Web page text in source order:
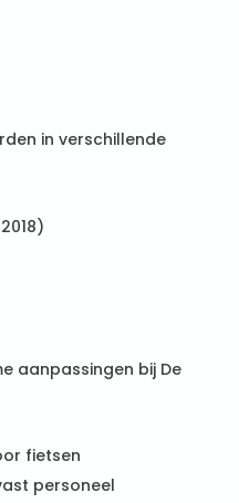
in verschillende
aanpassingen bij De
fietsen
personeel